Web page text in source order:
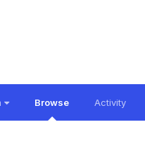
Browse Activity